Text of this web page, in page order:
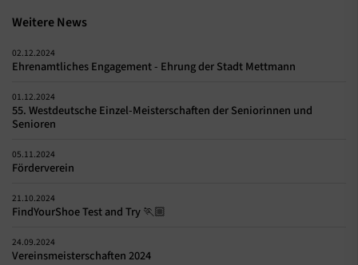
Weitere News
02.12.2024
Ehrenamtliches Engagement - Ehrung der Stadt Mettmann
01.12.2024
55. Westdeutsche Einzel-Meisterschaften der Seniorinnen und
Senioren
05.11.2024
Förderverein
21.10.2024
FindYourShoe Test and Try 🏃🏼
24.09.2024
Vereinsmeisterschaften 2024